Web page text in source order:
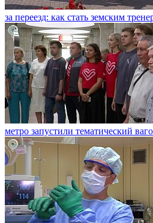
за переезд: как стать земским
метро запустили тематический